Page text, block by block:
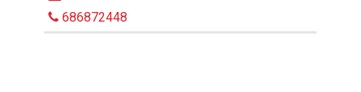
686872448